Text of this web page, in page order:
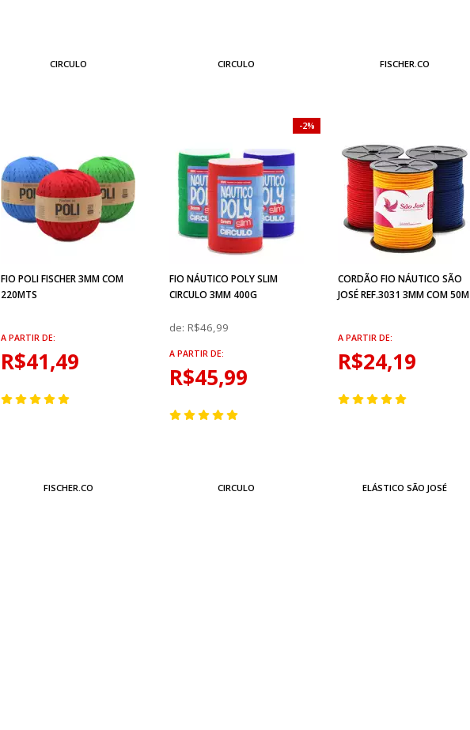
CIRCULO CIRCULO FISCHER.CO
FIO POLI FISCHER 3MM COM
220MTS
A PARTIR DE:
R$41,49
FISCHER.CO
FIO NÁUTICO POLY SLIM
CIRCULO 3MM 400G
de: R$46,99
A PARTIR DE:
R$45,99
2%
CIRCULO
CORDÃO FIO NÁUTICO SÃO
JOSÉ REF.3031 3MM COM 50M
A PARTIR DE:
R$24,19
ELÁSTICO SÃO JOSÉ